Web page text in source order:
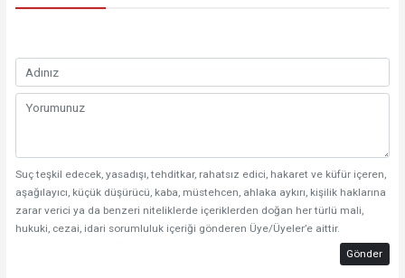
Suç teşkil edecek, yasadışı, tehditkar, rahatsız edici, hakaret ve küfür içeren,
aşağılayıcı, küçük düşürücü, kaba, müstehcen, ahlaka aykırı, kişilik haklarına
zarar verici ya da benzeri niteliklerde içeriklerden doğan her türlü mali,
hukuki, cezai, idari sorumluluk içeriği gönderen Üye/Üyeler’e aittir.
Gönder